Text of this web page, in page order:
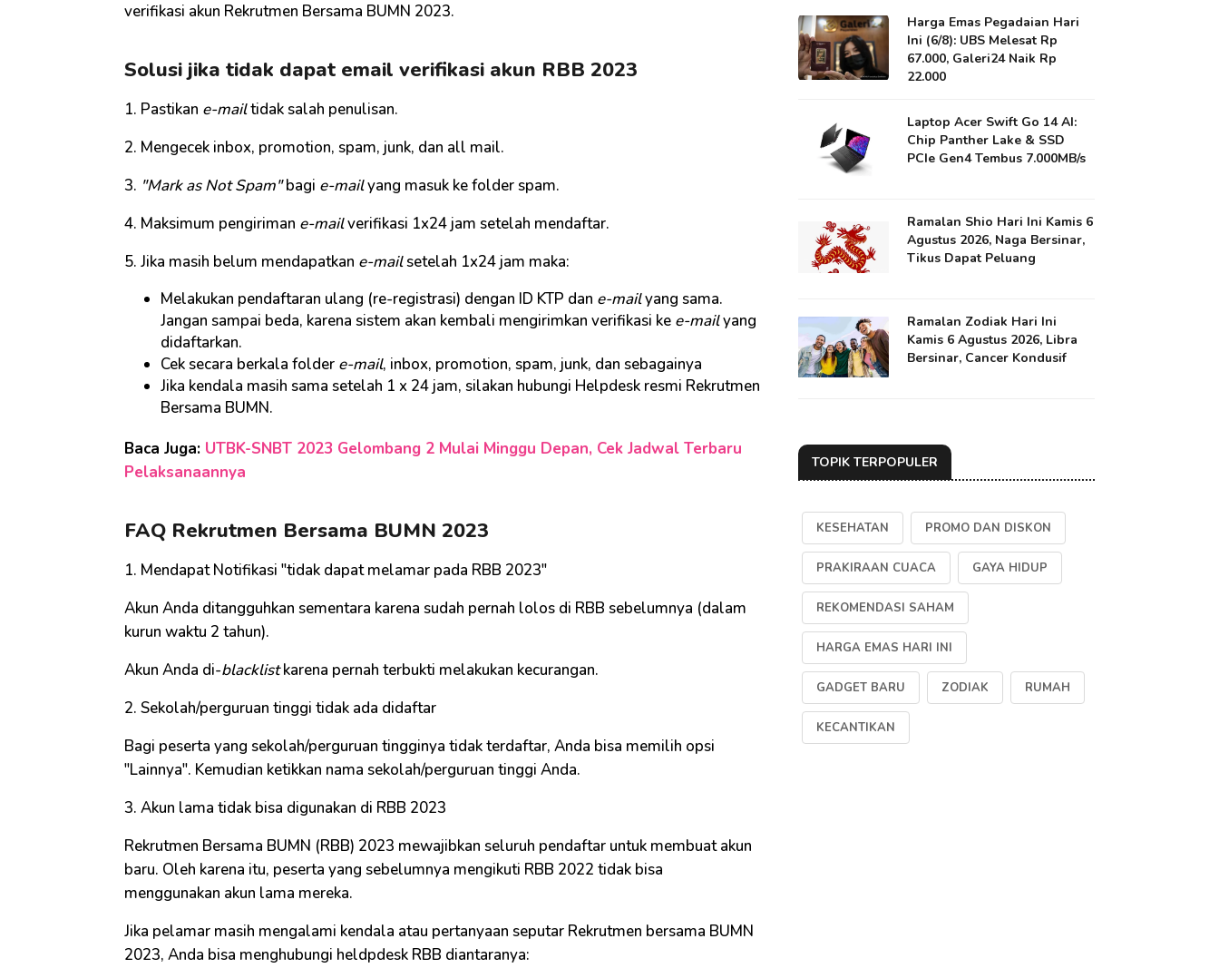
verifikasi akun Rekrutmen Bersama BUMN 2023.
Solusi jika tidak dapat email verifikasi akun RBB 2023
1. Pastikan e-mailtidak salah penulisan.
2. Mengecek inbox, promotion, spam, junk, dan all mail.
3. "Mark as Not Spam"bagi e-mailyang masuk ke folder spam.
4. Maksimum pengiriman e-mailverifikasi 1x24 jam setelah mendaftar.
5. Jika masih belum mendapatkan e-mailsetelah 1x24 jam maka:
Melakukan pendaftaran ulang (re-registrasi) dengan ID KTP dan e-mailyang sama.
Jangan sampai beda, karena sistem akan kembali mengirimkan verifikasi ke e-mailyang
didaftarkan.
Cek secara berkala folder e-mail, inbox, promotion, spam, junk, dan sebagainya
Jika kendala masih sama setelah 1 x 24 jam, silakan hubungi Helpdesk resmi Rekrutmen
Bersama BUMN.
Baca Juga: UTBK-SNBT 2023 Gelombang 2 Mulai Minggu Depan, Cek Jadwal Terbaru
Pelaksanaannya
FAQ Rekrutmen Bersama BUMN 2023
1. Mendapat Notifikasi "tidak dapat melamar pada RBB 2023"
Akun Anda ditangguhkan sementara karena sudah pernah lolos di RBB sebelumnya (dalam
kurun waktu 2 tahun).
Akun Anda di-blacklistkarena pernah terbukti melakukan kecurangan.
2. Sekolah/perguruan tinggi tidak ada didaftar
Bagi peserta yang sekolah/perguruan tingginya tidak terdaftar, Anda bisa memilih opsi
"Lainnya". Kemudian ketikkan nama sekolah/perguruan tinggi Anda.
3. Akun lama tidak bisa digunakan di RBB 2023
Rekrutmen Bersama BUMN (RBB) 2023 mewajibkan seluruh pendaftar untuk membuat akun
baru. Oleh karena itu, peserta yang sebelumnya mengikuti RBB 2022 tidak bisa
menggunakan akun lama mereka.
Jika pelamar masih mengalami kendala atau pertanyaan seputar Rekrutmen bersama BUMN
2023, Anda bisa menghubungi heldpdesk RBB diantaranya:
Harga Emas Pegadaian Hari
Ini (6/8): UBS Melesat Rp
67.000, Galeri24 Naik Rp
22.000
Laptop Acer Swift Go 14 AI:
Chip Panther Lake & SSD
PCIe Gen4 Tembus 7.000MB/s
Ramalan Shio Hari Ini Kamis 6
Agustus 2026, Naga Bersinar,
Tikus Dapat Peluang
Ramalan Zodiak Hari Ini
Kamis 6 Agustus 2026, Libra
Bersinar, Cancer Kondusif
TOPIK TERPOPULER
KESEHATAN PROMO DAN DISKON
PRAKIRAAN CUACA GAYA HIDUP
REKOMENDASI SAHAM
HARGA EMAS HARI INI
GADGET BARU ZODIAK RUMAH
KECANTIKAN